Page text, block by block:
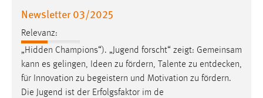
Newsletter 03/2025
Relevanz:
„Hidden Champions“). „Jugend forscht“ zeigt: Gemeinsam
kann es gelingen, Ideen zu fördern, Talente zu entdecken,
für Innovation zu begeistern und Motivation zu fördern.
Die Jugend ist der Erfolgsfaktor im de